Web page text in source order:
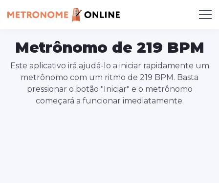
Metrônomo de 219 BPM
Este aplicativo irá ajudá-lo a iniciar rapidamente um
metrônomo com um ritmo de 219 BPM. Basta
pressionar o botão "Iniciar" e o metrônomo
começará a funcionar imediatamente.